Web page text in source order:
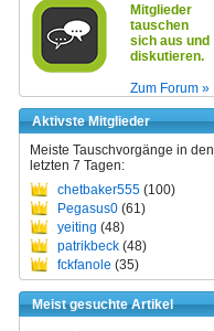
Mitglieder
tauschen
sich aus und
diskutieren.
Zum Forum »
Aktivste Mitglieder
Meiste Tauschvorgänge in den
letzten 7 Tagen:
chetbaker555 (100)
Pegasus0 (61)
yeiting (48)
patrikbeck (48)
fckfanole (35)
Meist gesuchte Artikel